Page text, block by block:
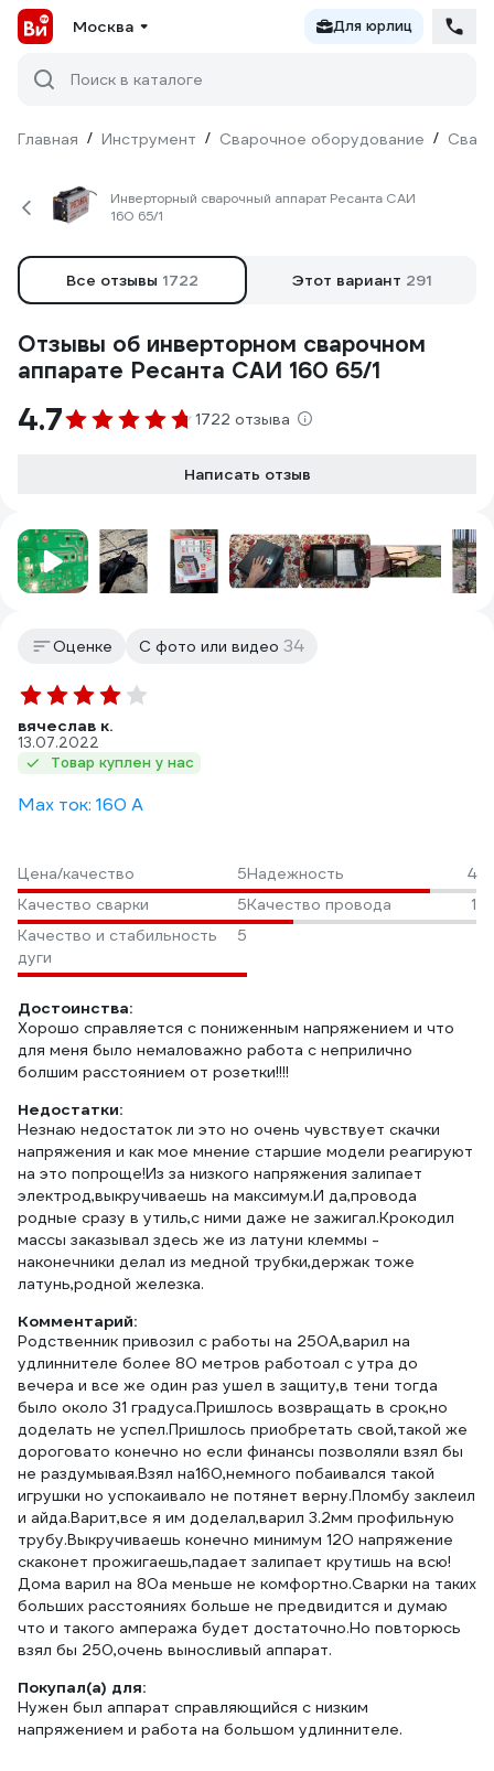
Москва Для юрлиц
Поиск в каталоге
Главная / Инструмент / Сварочное оборудование /
Инверторный сварочный аппарат Ресанта САИ
160 65/1
Все отзывы 1722 Этот вариант 291
Отзывы об инверторном сварочном
аппарате Ресанта САИ 160 65/1
4.7 1722 отзыва
Написать отзыв
Оценке С фото или видео 34
вячеслав к.
13.07.2022
Товар куплен у нас
Max ток: 160 А
Цена/качество 5Надежность
4
Качество сварки
5Качество провода
1
Качество и стабильность
дуги
5
Достоинства:
Хорошо справляется с пониженным напряжением и что
для меня было немаловажно работа с неприлично
болшим расстоянием от розетки!!!!
Недостатки:
Незнаю недостаток ли это но очень чувствует скачки
напряжения и как мое мнение старшие модели реагируют
на это попроще!Из за низкого напряжения залипает
электрод,выкручиваешь на максимум.И да,провода
родные сразу в утиль,с ними даже не зажигал.Крокодил
массы заказывал здесь же из латуни клеммы -
наконечники делал из медной трубки,держак тоже
латунь,родной железка.
Комментарий:
Родственник привозил с работы на 250А,варил на
удлиннителе более 80 метров работоал с утра до
вечера и все же один раз ушел в защиту,в тени тогда
было около 31 градуса.Пришлось возвращать в срок,но
доделать не успел.Пришлось приобретать свой,такой же
дороговато конечно но если финансы позволяли взял бы
не раздумывая.Взял на160,немного побаивался такой
игрушки но успокаивало не потянет верну.Пломбу заклеил
и айда.Варит,все я им доделал,варил 3.2мм профильную
трубу.Выкручиваешь конечно минимум 120 напряжение
скаконет прожигаешь,падает залипает крутишь на всю!
Дома варил на 80а меньше не комфортно.Сварки на таких
больших расстояниях больше не предвидится и думаю
что и такого ампеража будет достаточно.Но повторюсь
взял бы 250,очень выносливый аппарат.
Покупал(а) для:
Нужен был аппарат справляющийся с низким
напряжением и работа на большом удлиннителе.